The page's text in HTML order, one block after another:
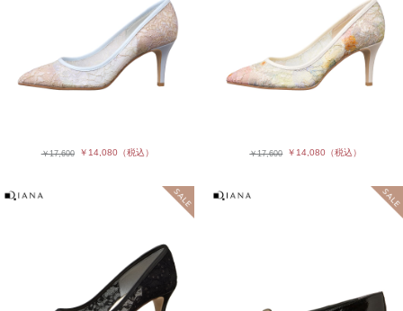
￥17,600 ￥14,080（税込） ￥17,600 ￥14,080 （税込）